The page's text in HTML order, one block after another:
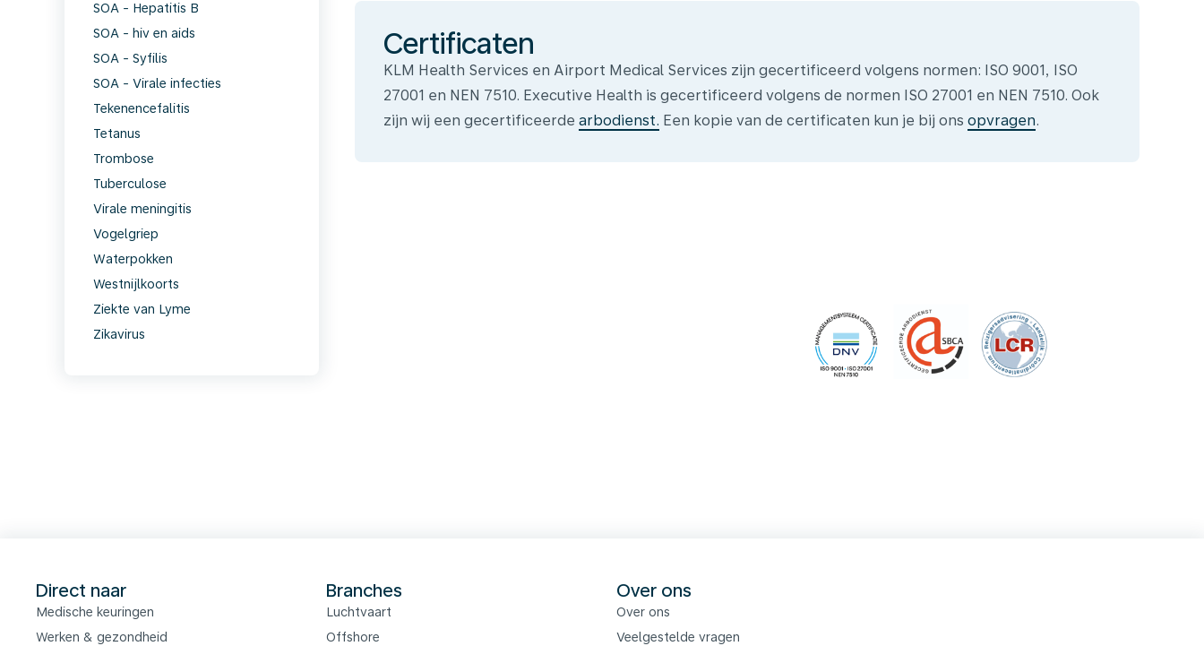
SOA - Hepatitis B
SOA - hiv en aids
SOA - Syfilis
SOA - Virale infecties
Tekenencefalitis
Tetanus
Trombose
Tuberculose
Virale meningitis
Vogelgriep
Waterpokken
Westnijlkoorts
Ziekte van Lyme
Zikavirus
Certificaten
KLM Health Services en Airport Medical Services zijn gecertificeerd volgens normen: ISO 9001, ISO
27001 en NEN 7510. Executive Health is gecertificeerd volgens de normen ISO 27001 en NEN 7510. Ook
zijn wij een gecertificeerde arbodienst. Een kopie van de certificaten kun je bij ons opvragen.
Direct naar
Medische keuringen
Werken & gezondheid
Branches
Luchtvaart
Offshore
Over ons
Over ons
Veelgestelde vragen